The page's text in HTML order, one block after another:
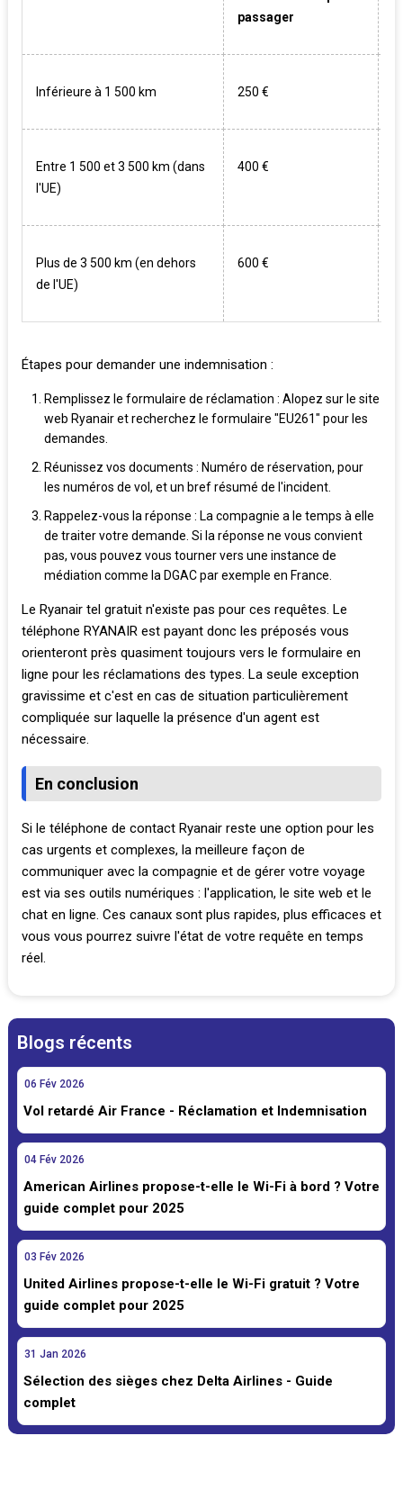
passager
Inférieure à 1 500 km 250 €
Entre 1 500 et 3 500 km (dans
l'UE)
400 €
Plus de 3 500 km (en dehors
de l'UE)
600 €
Étapes pour demander une indemnisation :
Remplissez le formulaire de réclamation : Alopez sur le site
web Ryanair et recherchez le formulaire "EU261" pour les
demandes.
Réunissez vos documents : Numéro de réservation, pour
les numéros de vol, et un bref résumé de l'incident.
Rappelez-vous la réponse : La compagnie a le temps à elle
de traiter votre demande. Si la réponse ne vous convient
pas, vous pouvez vous tourner vers une instance de
médiation comme la DGAC par exemple en France.
Le Ryanair tel gratuit n'existe pas pour ces requêtes. Le
téléphone RYANAIR est payant donc les préposés vous
orienteront près quasiment toujours vers le formulaire en
ligne pour les réclamations des types. La seule exception
gravissime et c'est en cas de situation particulièrement
compliquée sur laquelle la présence d'un agent est
nécessaire.
En conclusion
Si le téléphone de contact Ryanair reste une option pour les
cas urgents et complexes, la meilleure façon de
communiquer avec la compagnie et de gérer votre voyage
est via ses outils numériques : l'application, le site web et le
chat en ligne. Ces canaux sont plus rapides, plus efficaces et
vous vous pourrez suivre l'état de votre requête en temps
réel.
Blogs récents
06 Fév 2026
Vol retardé Air France - Réclamation et Indemnisation
04 Fév 2026
American Airlines propose-t-elle le Wi-Fi à bord ? Votre
guide complet pour 2025
03 Fév 2026
United Airlines propose-t-elle le Wi-Fi gratuit ? Votre
guide complet pour 2025
31 Jan 2026
Sélection des sièges chez Delta Airlines - Guide
complet